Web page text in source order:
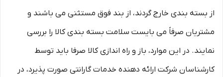
از بسته بندی خارج گردند، از بند فوق مستثنی می باشند و
مشتریان صرفاً می بایست سلامت بسته بندی کالا را بررسی
نمایند. در این موارد، باز و راه اندازی کالا صرفا باید توسط
کارشناسان شرکت ارائه دهنده خدمات گارانتی صورت پذیرد، در